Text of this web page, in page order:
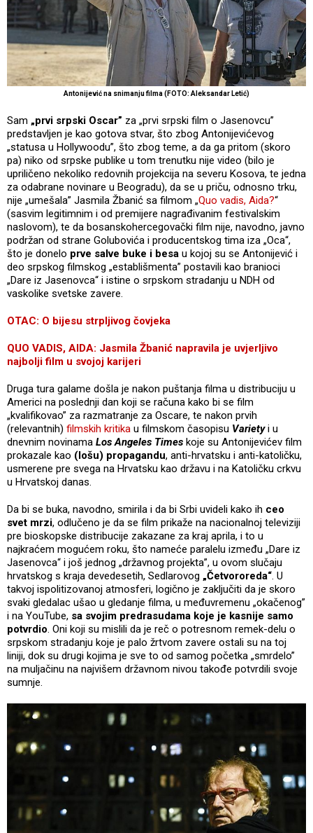
Antonijević na snimanju filma (FOTO: Aleksandar Letić)
Sam „prvi srpski Oscar” za „prvi srpski film o Jasenovcu”
predstavljen je kao gotova stvar, što zbog Antonijevićevog
„statusa u Hollywoodu”, što zbog teme, a da ga pritom (skoro
pa) niko od srpske publike u tom trenutku nije video (bilo je
upriličeno nekoliko redovnih projekcija na severu Kosova, te jedna
za odabrane novinare u Beogradu), da se u priču, odnosno trku,
nije „umešala” Jasmila Žbanić sa filmom „Quo vadis, Aida?“
(sasvim legitimnim i od premijere nagrađivanim festivalskim
naslovom), te da bosanskohercegovački film nije, navodno, javno
podržan od strane Golubovića i producentskog tima iza „Oca“,
što je donelo prve salve buke i besa u kojoj su se Antonijević i
deo srpskog filmskog „establišmenta” postavili kao branioci
„Dare iz Jasenovca“ i istine o srpskom stradanju u NDH od
vaskolike svetske zavere.
OTAC: O bijesu strpljivog čovjeka
QUO VADIS, AIDA: Jasmila Žbanić napravila je uvjerljivo
najbolji film u svojoj karijeri
Druga tura galame došla je nakon puštanja filma u distribuciju u
Americi na poslednji dan koji se računa kako bi se film
„kvalifikovao” za razmatranje za Oscare, te nakon prvih
(relevantnih) filmskih kritika u filmskom časopisu Varietyi u
dnevnim novinama Los Angeles Times koje su Antonijevićev film
prokazale kao (lošu) propagandu, anti-hrvatsku i anti-katoličku,
usmerene pre svega na Hrvatsku kao državu i na Katoličku crkvu
u Hrvatskoj danas.
Da bi se buka, navodno, smirila i da bi Srbi uvideli kako ih ceo
svet mrzi, odlučeno je da se film prikaže na nacionalnoj televiziji
pre bioskopske distribucije zakazane za kraj aprila, i to u
najkraćem mogućem roku, što nameće paralelu između „Dare iz
Jasenovca“ i još jednog „državnog projekta”, u ovom slučaju
hrvatskog s kraja devedesetih, Sedlarovog „Četvororeda“. U
takvoj ispolitizovanoj atmosferi, logično je zaključiti da je skoro
svaki gledalac ušao u gledanje filma, u međuvremenu „okačenog”
i na YouTube, sa svojim predrasudama koje je kasnije samo
potvrdio. Oni koji su mislili da je reč o potresnom remek-delu o
srpskom stradanju koje je palo žrtvom zavere ostali su na toj
liniji, dok su drugi kojima je sve to od samog početka „smrdelo”
na muljačinu na najvišem državnom nivou takođe potvrdili svoje
sumnje.